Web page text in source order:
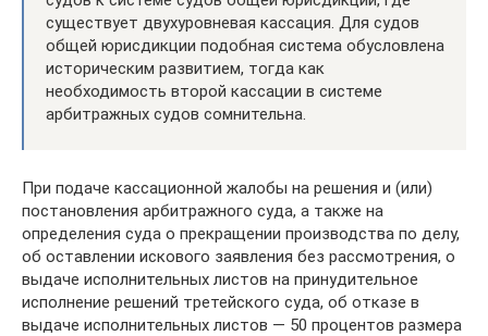
существует двухуровневая кассация. Для судов
общей юрисдикции подобная система обусловлена
историческим развитием, тогда как
необходимость второй кассации в системе
арбитражных судов сомнительна.
При подаче кассационной жалобы на решения и (или)
постановления арбитражного суда, а также на
определения суда о прекращении производства по делу,
об оставлении искового заявления без рассмотрения, о
выдаче исполнительных листов на принудительное
исполнение решений третейского суда, об отказе в
выдаче исполнительных листов — 50 процентов размера